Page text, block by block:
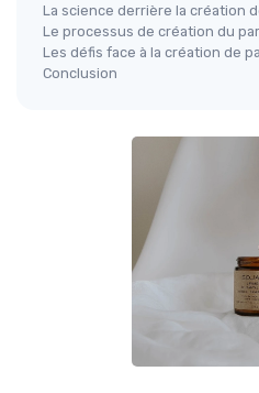
La science derrière la création
Le processus de création du
Les défis face à la création de
Conclusion